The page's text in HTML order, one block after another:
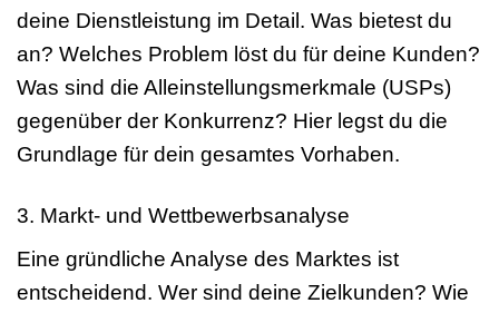
deine Dienstleistung im Detail. Was bietest du
an? Welches Problem löst du für deine Kunden?
Was sind die Alleinstellungsmerkmale (USPs)
gegenüber der Konkurrenz? Hier legst du die
Grundlage für dein gesamtes Vorhaben.
3. Markt- und Wettbewerbsanalyse
Eine gründliche Analyse des Marktes ist
entscheidend. Wer sind deine Zielkunden? Wie